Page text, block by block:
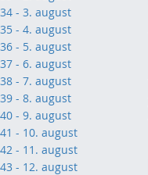
34 - 3. august
35 - 4. august
36 - 5. august
37 - 6. august
38 - 7. august
39 - 8. august
40 - 9. august
41 - 10. august
42 - 11. august
43 - 12. august